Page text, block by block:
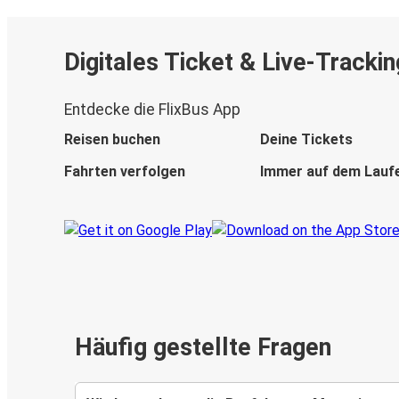
Digitales Ticket & Live-
Entdecke die FlixBus App
Reisen buchen
Deine Tickets
Fahrten verfolgen
Immer auf dem
Häufig gestellte Fragen